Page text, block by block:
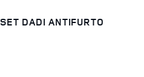
SET DADI ANTIFURTO